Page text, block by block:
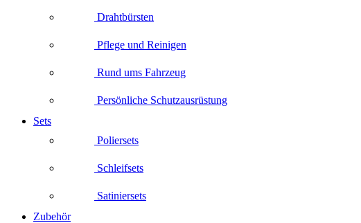
Drahtbürsten
Pflege und Reinigen
Rund ums Fahrzeug
Persönliche Schutzausrüstung
Sets
Poliersets
Schleifsets
Satiniersets
Zubehör